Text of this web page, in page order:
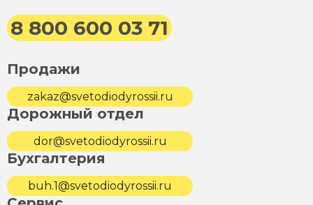
8 800 600 03 71
Продажи
zakaz@svetodiodyrossii.ru
Дорожный отдел
dor@svetodiodyrossii.ru
Бухгалтерия
buh.1@svetodiodyrossii.ru